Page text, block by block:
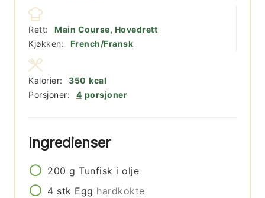
Rett:
Main Course, Hovedrett
Kjøkken:
French/Fransk
Porsjoner: 4 porsjoner
Kalorier: 350 kcal
Ingredienser
200 g Tunfisk i olje
4 stk Egg hardkokte